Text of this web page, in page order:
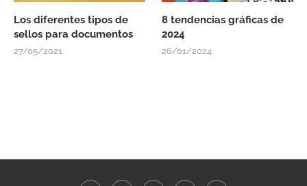
Los diferentes tipos de
sellos para documentos
27/05/2021
8 tendencias gráficas de
2024
26/01/2024